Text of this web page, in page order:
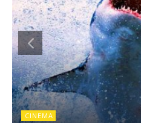
CINEMA